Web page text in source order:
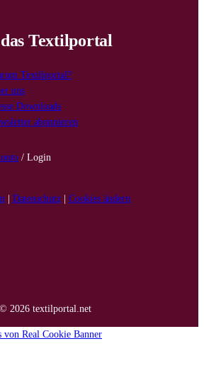
Textilportal
Textilportal?
uns
Downloads
abonnieren
/ Login
| Datenschutz| Cookies ändern
© 2026 textilportal.net
von Real Cookie Banner